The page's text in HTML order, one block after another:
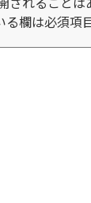
る欄は必須項